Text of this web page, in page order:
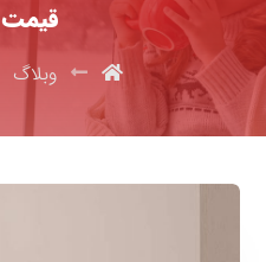
قیمت upvc
وبلاگ